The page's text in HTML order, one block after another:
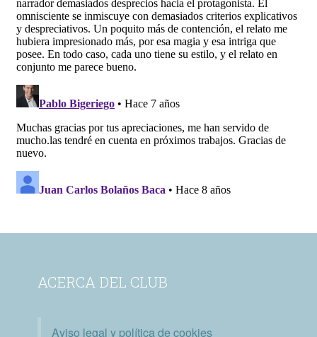
ACERCA DEL CLUB
Aviso legal y política de cookies